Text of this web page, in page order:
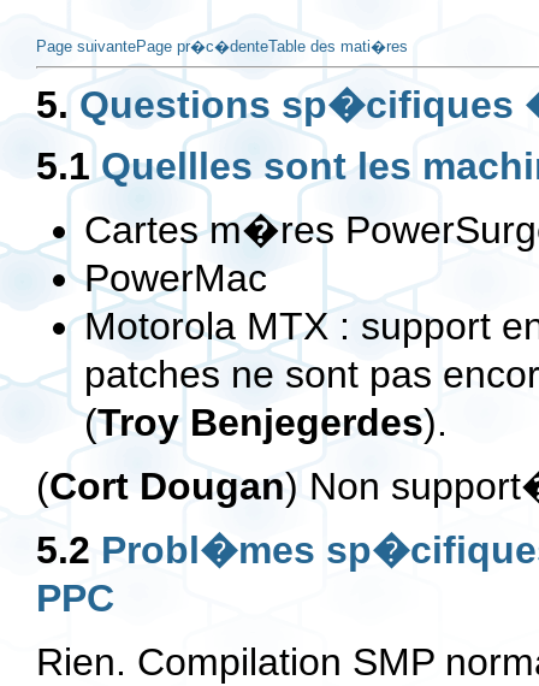
Page suivantePage pr�c�denteTable des mati�res
5. Questions sp�cifiques
5.1 Quellles sont les
Cartes m�res
PowerMac
Motorola MTX : support
patches ne sont pas
(Troy Benjegerdes).
(Cort Dougan) Non
5.2 Probl�mes
PPC
Rien. Compilation SMP